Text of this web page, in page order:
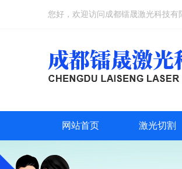
您好，欢迎访问成都镭晟激光科技有
网站首页 激光切割